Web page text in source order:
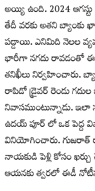
అయ్యి ఉంది. 2024
తేదీ వరకు అతని బ్యాంకు
పడ్డాయి. ఎనిమిది నెలల
భారీగా నగదు రావడంతో
తనిఖీలు నిర్వహించారు.
రాపిడో డ్రైవర్ రెండు
నివాసముంటున్నాడు. ఇలా
ఉదయ్ పూర్ లో ఒక పెద్ద
వినియోగించారు. గుజరాత్
నాయకుడి పెళ్లి కోసం
ఆయనకు త్వరలో ఈడీ